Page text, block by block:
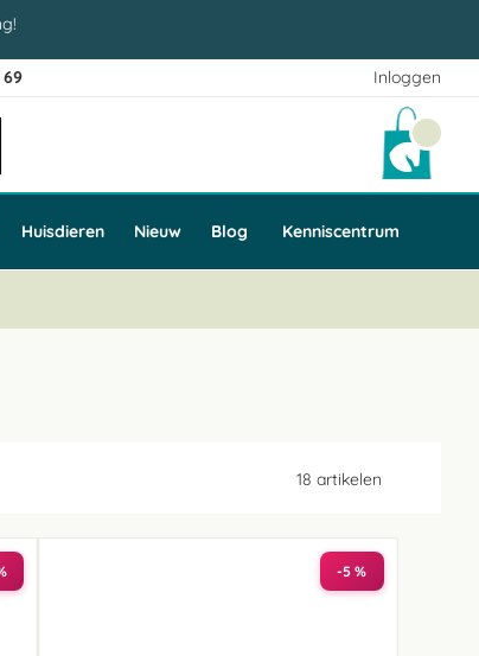
Inloggen
69
Huisdieren Nieuw Blog Kenniscentrum
18 artikelen
-5 %